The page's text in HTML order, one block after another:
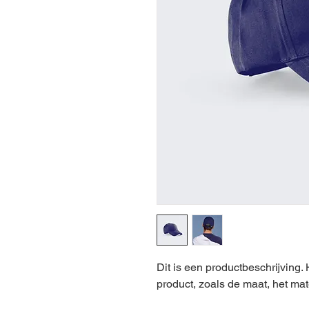
Dit is een productbeschrijving.
product, zoals de maat, het